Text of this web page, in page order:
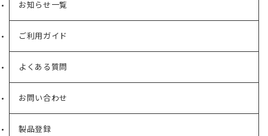
お知らせ一覧
ご利用ガイド
よくある質問
お問い合わせ
製品登録